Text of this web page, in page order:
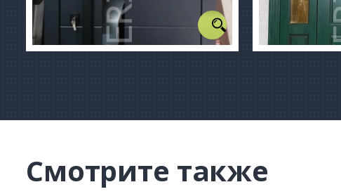
Смотрите также